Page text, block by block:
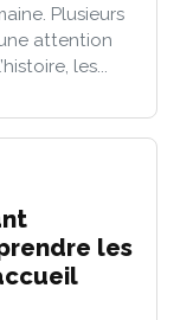
Plusieurs
attention
les...
les